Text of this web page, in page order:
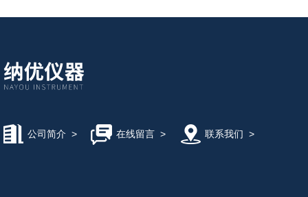
公司简介 > 在线留言> 联系我们 >